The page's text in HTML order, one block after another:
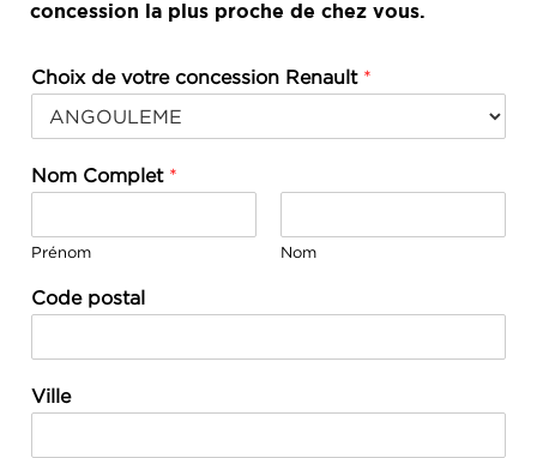
concession la plus proche de chez vous.
Choix de votre concession Renault *
Nom Complet *
Prénom Nom
Code postal
Ville